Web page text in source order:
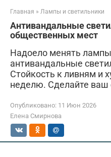
Главная » Лампы и светильники
Антивандальные
общественных мест
Надоело менять
антивандальные
Стойкость к ливням и
неделю. Сделайте ваш
Опубликовано: 11 Июн 2026
Елена Смирнова